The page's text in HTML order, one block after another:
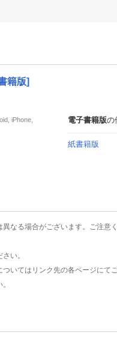
籍版]
iPhone,
電子書籍版の
紙書籍版
なる場合がございます。ご注意く
い。
いてはリンク先の各ページにてご